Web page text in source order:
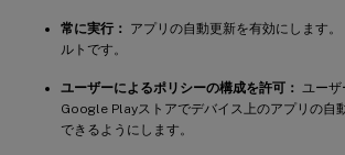
常に実行： アプリの自動更新を有効にします。
ルトです。
ユーザーによるポリシーの構成を許可：
ユー
Google Playストアでデバイス上のアプリの自
できるようにします。